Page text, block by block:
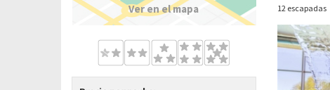
12 escapadas
Ver en el mapa